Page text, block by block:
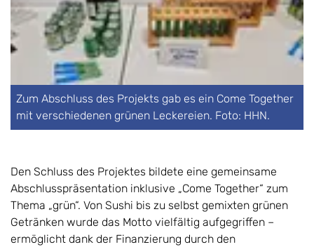
Zum Abschluss des Projekts gab es ein Come Together
mit verschiedenen grünen Leckereien. Foto: HHN.
Den Schluss des Projektes bildete eine gemeinsame
Abschlusspräsentation inklusive „Come Together“ zum
Thema „grün“. Von Sushi bis zu selbst gemixten grünen
Getränken wurde das Motto vielfältig aufgegriffen –
ermöglicht dank der Finanzierung durch den